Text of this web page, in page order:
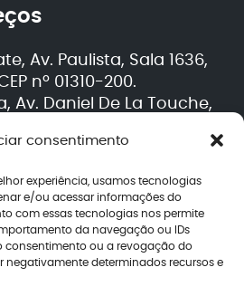
consentimento
experiência, usamos tecnologias
e/ou acessar informações do
com essas tecnologias nos permite
da navegação ou IDs
consentimento ou a revogação do
determinados recursos e
Av. Paulista, Sala 1636,
nº 01310-200.
Av. Daniel De La Touche,